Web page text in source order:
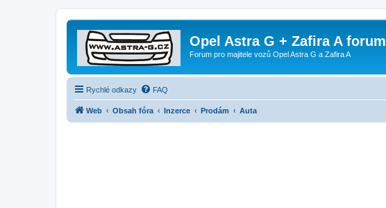
Opel Astra G + Zafira A forum
Forum pro majitele vozů Opel Astra G a Zafira A
Rychlé odkazy FAQ
Web Obsah fóra Inzerce Prodám Auta